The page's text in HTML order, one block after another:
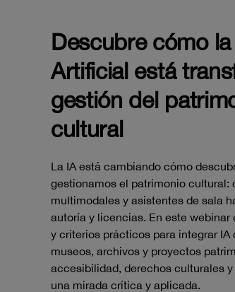
Descubre cómo
Artificial está
gestión del
cultural
La IA está cambiando cómo
gestionamos el patrimonio cultural:
multimodales y asistentes de sala
autoría y licencias. En este webinar
y criterios prácticos para integrar IA
museos, archivos y proyectos
accesibilidad, derechos culturales
una mirada crítica y aplicada.